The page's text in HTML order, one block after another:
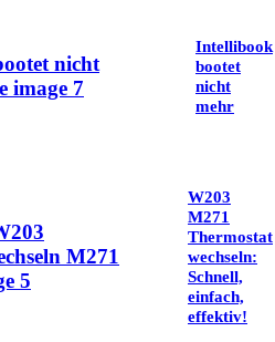
Intellibook
bootet
nicht
mehr
W203
M271
Thermostat
wechseln:
Schnell,
einfach,
effektiv!